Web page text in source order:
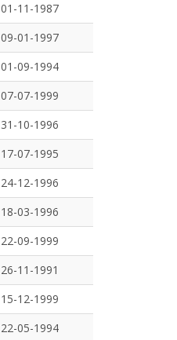
01-11-1987
09-01-1997
01-09-1994
07-07-1999
31-10-1996
17-07-1995
24-12-1996
18-03-1996
22-09-1999
26-11-1991
15-12-1999
22-05-1994